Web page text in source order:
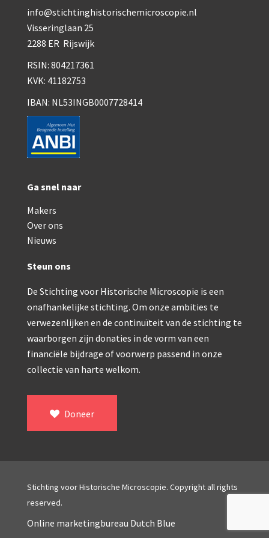
Smith, Beck & Beck, ‘Lister limb’ (1857)
Beck & Beck, ‘popular microscope’ (ca. 1857)
Ongesigneerd, Engels (1860-1880)
Robbins (1860-1890)
Nachet, ‘plus simple’ (1862-1880)
Beck & Beck, ‘popular microscope’ (1867)
Hartnack / Prazmowski (1870-1880)
Baker, prepareermicroscoop (1870-1890)
Double pillar, Frans (1870-1900)
Zeiss, statief IX (ca. 1890)
Seibert, ‘Stativ 3’ (1895-1900)
Watson & Sons, No. 1 ‘Van Heurck’ (ca. 1900)
Reichert (ca. 1925)
Winkel, statief BTC (1955-1957)
ROW, schoolmicroscoop (1955-1965)
Bleeker, statief R (ca. 1965)
Meopta, ‘veld’microscoop (1965-1980)
Zeiss, type Ergaval (ca. 1970)
info@stichtinghistorischemicroscopie.nl
Visseringlaan 25
2288 ER Rijswijk
RSIN: 804217361
KVK: 41182753
IBAN: NL53INGB0007728414
Ga snel naar
Makers
Over ons
Nieuws
Steun ons
De Stichting voor Historische Microscopie is een
onafhankelijke stichting. Om onze ambities te
verwezenlijken en de continuïteit van de stichting te
waarborgen zijn donaties in de vorm van een
financiële bijdrage of voorwerp passend in onze
collectie van harte welkom.
Doneer
Stichting voor Historische Microscopie. Copyright all rights
reserved.
Online marketingbureau Dutch Blue